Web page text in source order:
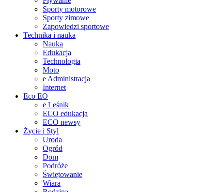
Sporty motorowe
Sporty zimowe
Zapowiedzi sportowe
Technika i nauka
Nauka
Edukacja
Technologia
Moto
e Administracja
Internet
Eco EO
e Leśnik
ECO edukacja
ECO newsy
Życie i Styl
Uroda
Ogród
Dom
Podróże
Świętowanie
Wiara